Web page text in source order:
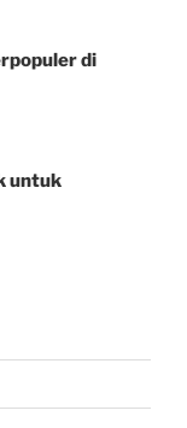
di
untuk